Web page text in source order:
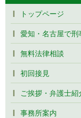
トップページ
愛知・名古屋で
無料法律相談
初回接見
ご挨拶・弁護士紹
事務所案内